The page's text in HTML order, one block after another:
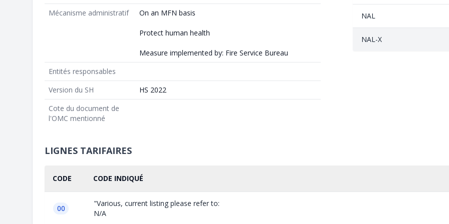
Mécanisme administratif
On an MFN basis
Protect human health
Measure implemented by: Fire Service Bureau
Entités responsables
Version du SH
HS 2022
Cote du document de
l'OMC mentionné
NAL
NAL-X
LIGNES TARIFAIRES
CODE CODE INDIQUÉ
00
"Various, current listing please refer to:
N/A